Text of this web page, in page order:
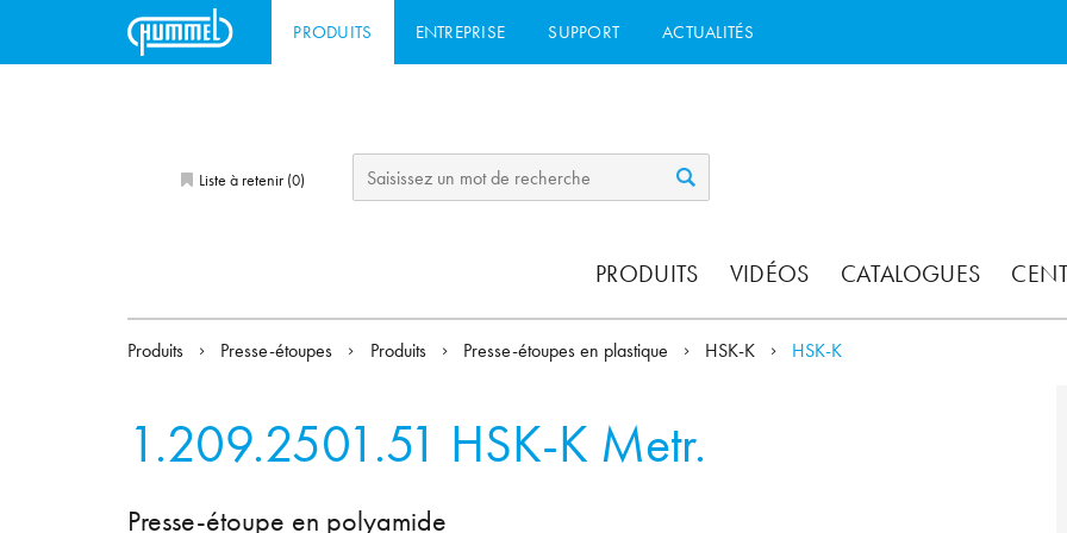
PRODUITS ENTREPRISE SUPPORT ACTUALITÉS
Liste à retenir (0)
PRODUITS VIDÉOS CATALOGUES
Produits Presse-étoupes Produits Presse-étoupes en plastique HSK-K HSK-K
1.209.2501.51 HSK-K Metr.
Presse-étoupe en polyamide